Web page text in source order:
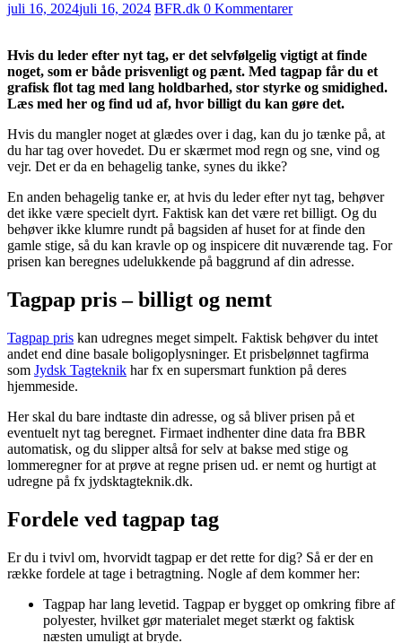
juli 16, 2024juli 16, 2024 BFR.dk 0 Kommentarer
Hvis du leder efter nyt tag, er det selvfølgelig vigtigt at finde
noget, som er både prisvenligt og pænt. Med tagpap får du et
grafisk flot tag med lang holdbarhed, stor styrke og smidighed.
Læs med her og find ud af, hvor billigt du kan gøre det.
Hvis du mangler noget at glædes over i dag, kan du jo tænke på, at
du har tag over hovedet. Du er skærmet mod regn og sne, vind og
vejr. Det er da en behagelig tanke, synes du ikke?
En anden behagelig tanke er, at hvis du leder efter nyt tag, behøver
det ikke være specielt dyrt. Faktisk kan det være ret billigt. Og du
behøver ikke klumre rundt på bagsiden af huset for at finde den
gamle stige, så du kan kravle op og inspicere dit nuværende tag. For
prisen kan beregnes udelukkende på baggrund af din adresse.
Tagpap pris – billigt og nemt
Tagpap pris kan udregnes meget simpelt. Faktisk behøver du intet
andet end dine basale boligoplysninger. Et prisbelønnet tagfirma
som Jydsk Tagteknik har fx en supersmart funktion på deres
hjemmeside.
Her skal du bare indtaste din adresse, og så bliver prisen på et
eventuelt nyt tag beregnet. Firmaet indhenter dine data fra BBR
automatisk, og du slipper altså for selv at bakse med stige og
lommeregner for at prøve at regne prisen ud. er nemt og hurtigt at
udregne på fx jydsktagteknik.dk.
Fordele ved tagpap tag
Er du i tvivl om, hvorvidt tagpap er det rette for dig? Så er der en
række fordele at tage i betragtning. Nogle af dem kommer her:
Tagpap har lang levetid. Tagpap er bygget op omkring fibre af
polyester, hvilket gør materialet meget stærkt og faktisk
næsten umuligt at bryde.